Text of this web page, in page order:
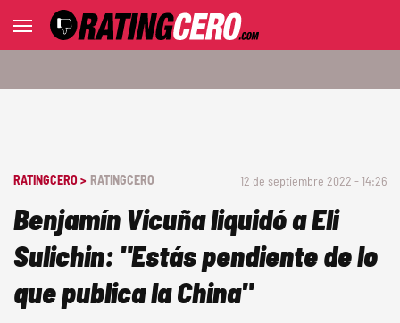
RATINGCERO > RATINGCERO 12 de septiembre 2022 - 14:26
Benjamín Vicuña liquidó a Eli
Sulichin: "Estás pendiente de lo
que publica la China"